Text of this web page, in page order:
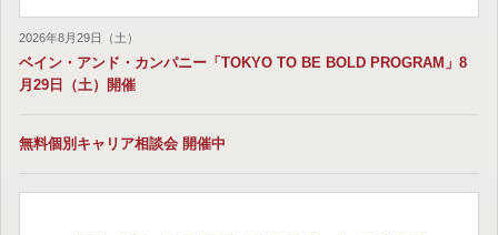
2026年8月29日（土）
ベイン・アンド・カンパニー「TOKYO TO BE BOLD PROGRAM」8
月29日（土）開催
無料個別キャリア相談会 開催中